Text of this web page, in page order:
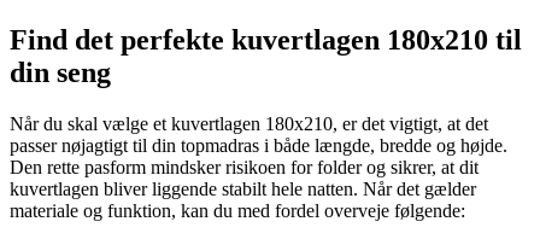
Find det perfekte kuvertlagen 180x210 til
din seng
Når du skal vælge et kuvertlagen 180x210, er det vigtigt, at det
passer nøjagtigt til din topmadras i både længde, bredde og højde.
Den rette pasform mindsker risikoen for folder og sikrer, at dit
kuvertlagen bliver liggende stabilt hele natten. Når det gælder
materiale og funktion, kan du med fordel overveje følgende: